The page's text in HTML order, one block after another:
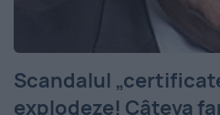
Scandalul
explodeze! Câteva